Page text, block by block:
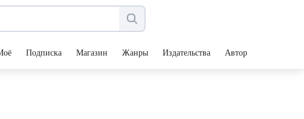
Подписка Магазин Жанры Издательства Авторы